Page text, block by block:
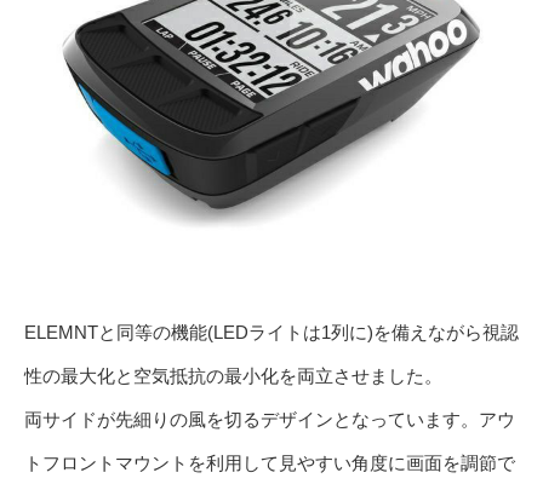
ELEMNTと同等の機能(LEDライトは1列に)を備えながら視認
性の最大化と空気抵抗の最小化を両立させました。
両サイドが先細りの風を切るデザインとなっています。アウ
トフロントマウントを利用して見やすい角度に画面を調節で